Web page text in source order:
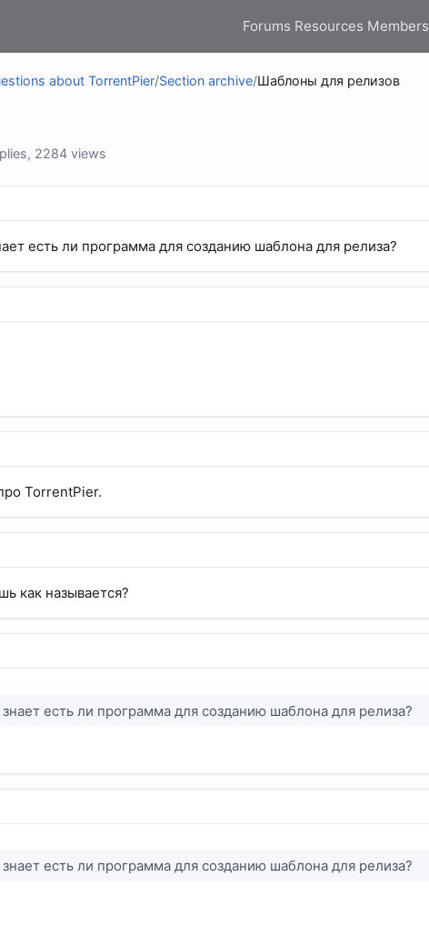
Forums Resources Members
about TorrentPier/Section archive/Шаблоны для релизов
2284 views
есть ли программа для созданию шаблона для релиза?
TorrentPier.
как называется?
есть ли программа для созданию шаблона для релиза?
есть ли программа для созданию шаблона для релиза?